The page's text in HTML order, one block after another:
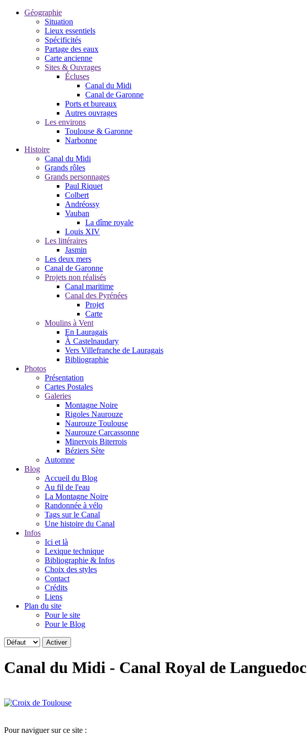
Géographie
Situation
Lieux essentiels
Spécificités
Partage des eaux
Carte ancienne
Sites & Ouvrages
Écluses
Canal du Midi
Canal de Garonne
Ports et bureaux
Autres ouvrages
Les environs
Toulouse & Garonne
Narbonne
Histoire
Canal du Midi
Grands rôles
Grands personnages
Paul Riquet
Colbert
Andréossy
Vauban
La dîme royale
Louis XIV
Les littéraires
Jasmin
Les deux mers
Canal de Garonne
Projets non réalisés
Canal maritime
Canal des Pyrénées
Projet
Carte
Moulins à Vent
En Lauragais
À Castelnaudary
Vers Villefranche de Lauragais
Bibliographie
Photos
Présentation
Cartes Postales
Galeries
Montagne Noire
Rigoles Naurouze
Naurouze Toulouse
Naurouze Carcassonne
Minervois Biterrois
Béziers Sète
Automne
Blog
Accueil du Blog
Au fil de l'eau
La Montagne Noire
Randonnée à vélo
Tags sur le Canal
Une histoire du Canal
Infos
Ici et là
Lexique technique
Bibliographie & Infos
Choix des styles
Contact
Crédits
Liens
Plan du site
Pour le site
Pour le Blog
Canal du Midi - Canal Royal de Languedoc
Pour naviguer sur ce site :